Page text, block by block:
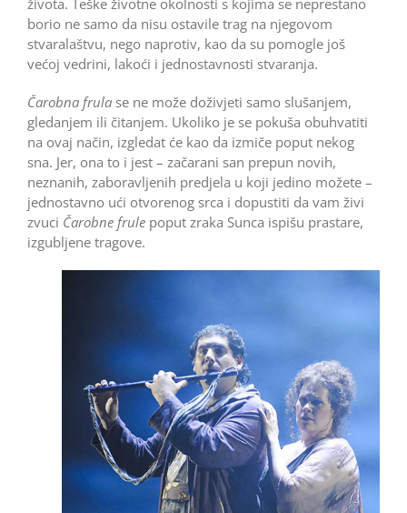
borio ne samo da nisu ostavile trag na njegovom
stvaralaštvu, nego naprotiv, kao da su pomogle još
većoj vedrini, lakoći i jednostavnosti stvaranja.
Čarobna frula se ne može doživjeti samo slušanjem,
gledanjem ili čitanjem. Ukoliko je se pokuša obuhvatiti
na ovaj način, izgledat će kao da izmiče poput nekog
sna. Jer, ona to i jest – začarani san prepun novih,
neznanih, zaboravljenih predjela u koji jedino možete –
jednostavno ući otvorenog srca i dopustiti da vam živi
zvuci Čarobne frule poput zraka Sunca ispišu prastare,
izgubljene tragove.